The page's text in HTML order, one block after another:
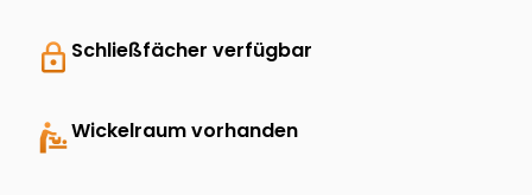
lock Schließfächer verfügbar
baby_changing_stationWickelraum vorhanden